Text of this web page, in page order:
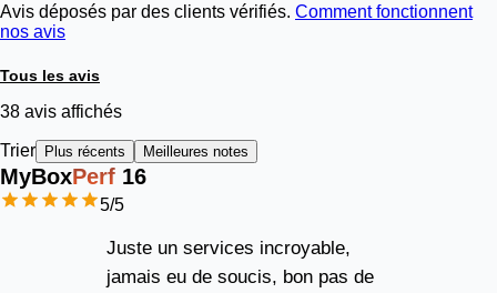
Avis déposés par des clients vérifiés. Comment fonctionnent
nos avis
Tous les avis
38 avis affichés
Trier Plus récents Meilleures notes
MyBoxPerf 16
5/5
Juste un services incroyable,
jamais eu de soucis, bon pas de